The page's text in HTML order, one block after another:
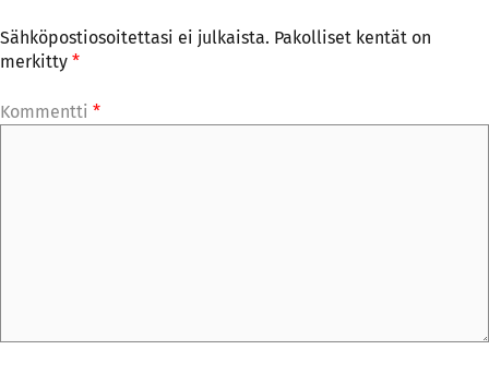
Sähköpostiosoitettasi ei julkaista. Pakolliset kentät on
merkitty *
Kommentti *